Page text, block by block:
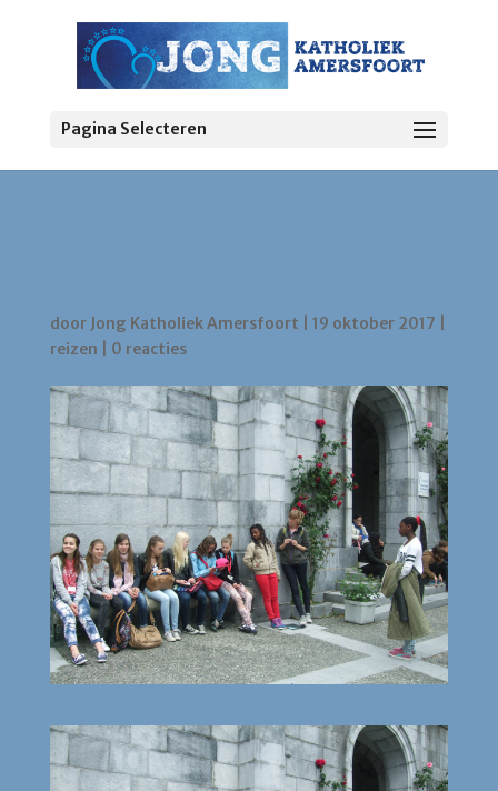
Pagina Selecteren
door Jong Katholiek Amersfoort 19 oktober 2017
reizen
0 reacties